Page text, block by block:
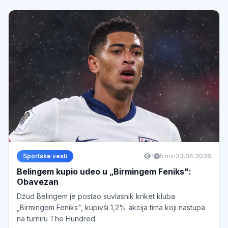
Sportske vesti 1 5 min23.04.2026
Belingem kupio udeo u „Birmingem Feniks":
Obavezan
Džud Belingem je postao suvlasnik kriket kluba
„Birmingem Feniks", kupivši 1,2% akcija tima koji nastupa
na turniru The Hundred.